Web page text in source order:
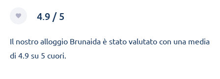
4.9 / 5
Il nostro alloggio Brunaida è stato valutato con una media
di 4.9 su 5 cuori.